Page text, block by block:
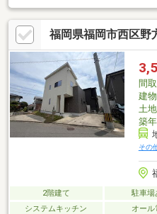
帖）！！・お子様やペットの遊
の広々土間スペース。・スキッ
強や仕事に便利なカウンタース
パントリー、脱衣スペースの物
実設備！・駐車スペース３台可
【賀茂駅】徒歩１４分で、通勤・
福岡県福岡市西区野
間
建
土
築
その
2階建て 駐車場
システムキッチン
オール